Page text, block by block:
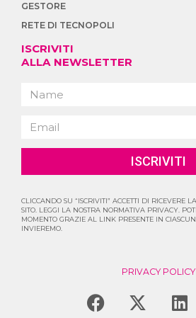
GESTORE
RETE DI TECNOPOLI
ISCRIVITI
ALLA NEWSLETTER
ISCRIVITI
CLICCANDO SU “ISCRIVITI” ACCETTI DI RICEVERE
SITO. LEGGI LA NOSTRA NORMATIVA PRIVACY.
MOMENTO GRAZIE AL LINK PRESENTE IN
INVIEREMO.
PRIVACY POLICY
F
a
X
-
L
i